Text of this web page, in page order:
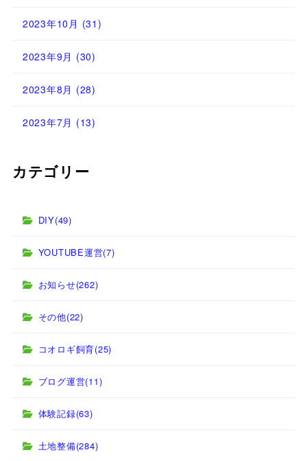
2023年10月 (31)
2023年9月 (30)
2023年8月 (28)
2023年7月 (13)
カテゴリー
DIY(49)
YOUTUBE運営(7)
お知らせ(262)
その他(22)
コオロギ飼育(25)
ブログ運営(11)
体験記録(63)
土地整備(284)